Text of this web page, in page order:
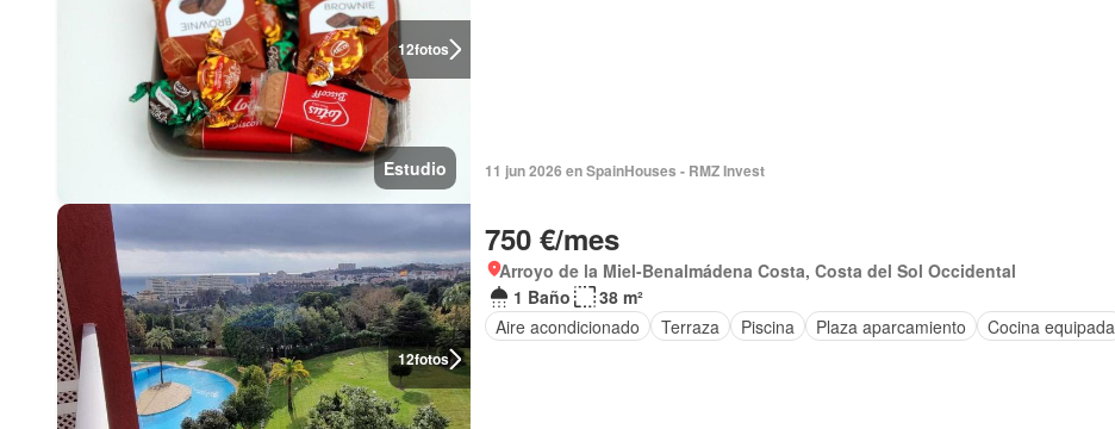
12fotos
Estudio 11 jun 2026 en SpainHouses - RMZ Invest
12fotos
750 €/mes
Arroyo de la Miel-Benalmádena Costa, Costa del Sol Occidental
1 Baño
38 m²
Aire acondicionado
Terraza Piscina Plaza aparcamiento Cocina equipada